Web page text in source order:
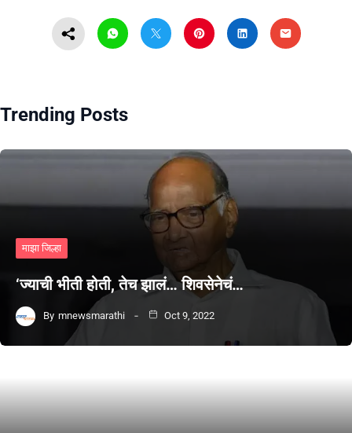
Trending Posts
माझा जिल्हा
‘ज्याची भीती होती, तेच झालं… शिवसेनेचं…
By mnewsmarathi Oct 9, 2022